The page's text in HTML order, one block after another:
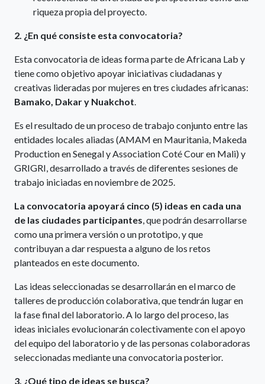
riqueza propia del proyecto.
2. ¿En qué consiste esta convocatoria?
Esta convocatoria de ideas forma parte de Africana Lab y
tiene como objetivo apoyar iniciativas ciudadanas y
creativas lideradas por mujeres en tres ciudades africanas:
Bamako, Dakar y Nuakchot.
Es el resultado de un proceso de trabajo conjunto entre las
entidades locales aliadas (AMAM en Mauritania, Makeda
Production en Senegal y Association Coté Cour en Mali) y
GRIGRI, desarrollado a través de diferentes sesiones de
trabajo iniciadas en noviembre de 2025.
La convocatoria apoyará cinco (5) ideas en cada una
de las ciudades participantes, que podrán desarrollarse
como una primera versión o un prototipo, y que
contribuyan a dar respuesta a alguno de los retos
planteados en este documento.
Las ideas seleccionadas se desarrollarán en el marco de
talleres de producción colaborativa, que tendrán lugar en
la fase final del laboratorio. A lo largo del proceso, las
ideas iniciales evolucionarán colectivamente con el apoyo
del equipo del laboratorio y de las personas colaboradoras
seleccionadas mediante una convocatoria posterior.
3. ¿Qué tipo de ideas se busca?